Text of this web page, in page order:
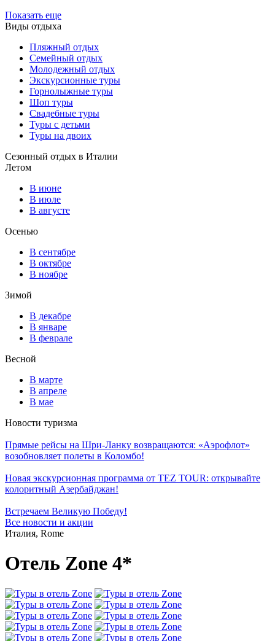
Показать еще
Виды отдыха
Пляжный отдых
Семейный отдых
Молодежный отдых
Экскурсионные туры
Горнолыжные туры
Шоп туры
Свадебные туры
Туры с детьми
Туры на двоих
Сезонный отдых в Италии
Летом
В июне
В июле
В августе
Осенью
В сентябре
В октябре
В ноябре
Зимой
В декабре
В январе
В феврале
Весной
В марте
В апреле
В мае
Новости туризма
Прямые рейсы на Шри-Ланку возвращаются: «Аэрофлот»
возобновляет полеты в Коломбо!
Новая экскурсионная программа от TEZ TOUR: открывайте
колоритный Азербайджан!
Встречаем Великую Победу!
Все новости и акции
Италия, Rome
Отель Zone 4*